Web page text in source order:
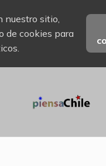
nuestro sitio,
de cookies para